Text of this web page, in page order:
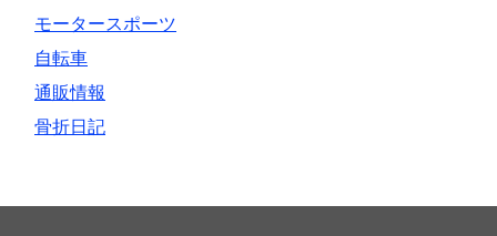
モータースポーツ
自転車
通販情報
骨折日記